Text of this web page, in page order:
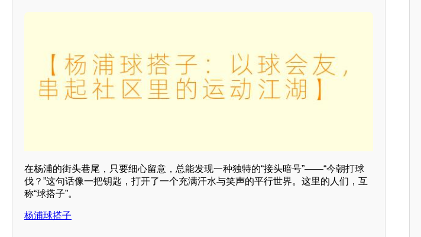
在杨浦的街头巷尾，只要细心留意，总能发现一种独特的“接头暗号”——“今朝打球
伐？”这句话像一把钥匙，打开了一个充满汗水与笑声的平行世界。这里的人们，互
称“球搭子”。
杨浦球搭子